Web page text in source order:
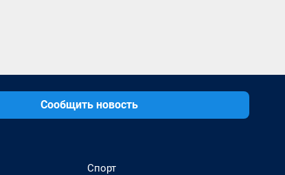
Сообщить новость
Спорт